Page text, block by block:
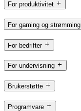
For produktivitet
For gaming og strømming
For bedrifter
For undervisning
Brukerstøtte
Programvare